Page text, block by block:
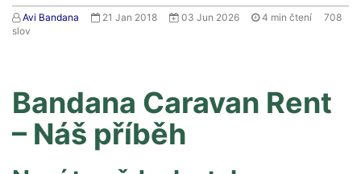
Avi Bandana 21 Jan 2018 03 Jun 2026 4 min čtení
708
slov
Bandana Caravan Rent
– Náš příběh